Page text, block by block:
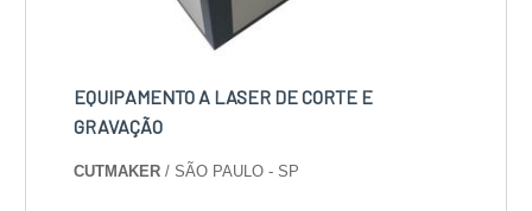
EQUIPAMENTO A LASER DE CORTE E
GRAVAÇÃO
CUTMAKER / SÃO PAULO - SP